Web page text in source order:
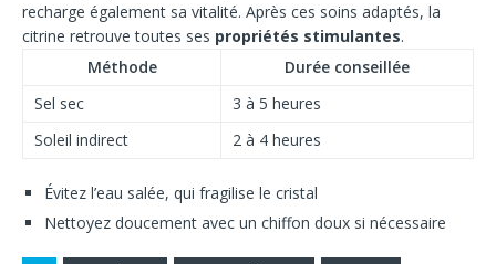
recharge également sa vitalité. Après ces soins adaptés, la
citrine retrouve toutes ses propriétés stimulantes.
Méthode
Durée conseillée
Sel sec
3 à 5 heures
Soleil indirect
2 à 4 heures
Évitez l’eau salée, qui fragilise le cristal
Nettoyez doucement avec un chiffon doux si nécessaire